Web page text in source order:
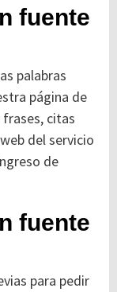
fuente
palabras
página de
citas
del servicio
de
fuente
para pedir